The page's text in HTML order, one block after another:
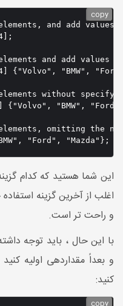
and add values
and add values
{"Volvo", "BMW",
without
"BMW",
omitting the
"Ford", "Mazda"};
copy
این شما هستید که کدام
اغلب از آخرین گزینه
و راحت تر است.
با این حال ، باید توجه
و بعداً مقداردهی اولیه
کنید:
copy